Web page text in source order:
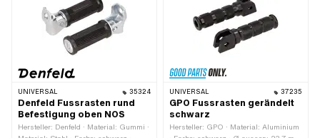
UNIVERSAL 35324
Denfeld Fussrasten rund
Befestigung oben NOS
Hersteller: Denfeld · Material: Gummi ·
UNIVERSAL 37235
GPO Fussrasten gerändelt
schwarz
Hersteller: GPO · Material: Aluminium